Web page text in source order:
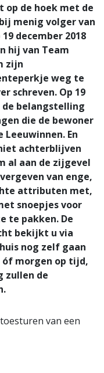
op de hoek met de
menig volger van
december 2018
hij van Team
zijn
weg te
schreven. Op 19
de belangstelling
die de bewoner
En
achterblijven
al aan de zijgevel
van enge,
attributen met,
snoepjes voor
te pakken. De
bekijkt u via
nog zelf gaan
óf morgen op tijd,
zullen de
van een